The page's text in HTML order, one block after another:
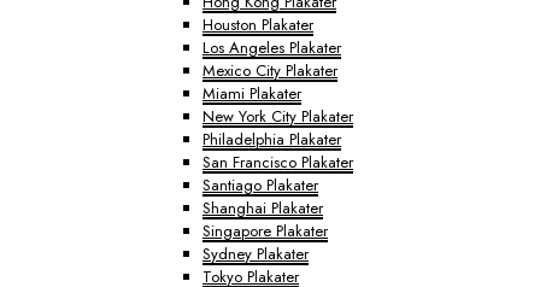
Houston Plakater
Los Angeles Plakater
Mexico City Plakater
Miami Plakater
New York City Plakater
Philadelphia Plakater
San Francisco Plakater
Santiago Plakater
Shanghai Plakater
Singapore Plakater
Sydney Plakater
Tokyo Plakater